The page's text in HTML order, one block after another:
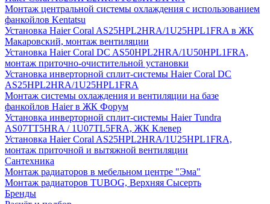
Монтаж центральной системы охлаждения с использованием
фанкойлов Kentatsu
Установка Haier Coral AS25HPL2HRA/1U25HPL1FRA в ЖК
Макаровский, монтаж вентиляции
Установка Haier Coral DC AS50HPL2HRA/1U50HPL1FRA,
монтаж приточно-очистительной установки
Установка инверторной сплит-системы Haier Coral DC
AS25HPL2HRA/1U25HPL1FRA
Монтаж системы охлаждения и вентиляции на базе
фанкойлов Haier в ЖК Форум
Установка инверторной сплит-системы Haier Tundra
AS07TT5HRA / 1U07TL5FRA, ЖК Клевер
Установка Haier Coral AS25HPL2HRA/1U25HPL1FRA,
монтаж приточной и вытяжной вентиляции
Сантехника
Монтаж радиаторов в мебельном центре "Эма"
Монтаж радиаторов TUBOG, Верхняя Сысерть
Бренды